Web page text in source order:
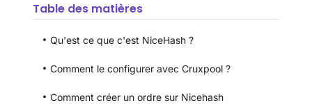
Table des matières
Qu'est ce que c'est NiceHash ?
Comment le configurer avec Cruxpool ?
Comment créer un ordre sur Nicehash